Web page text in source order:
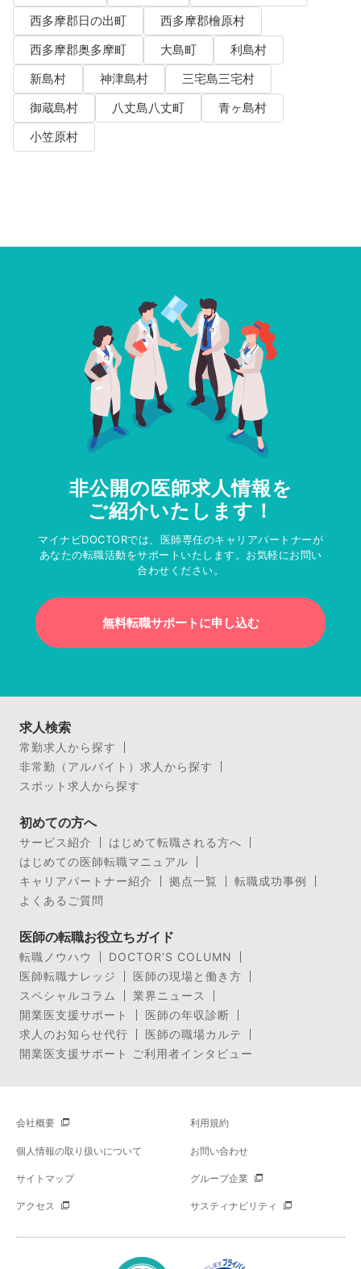
西多摩郡日の出町
西多摩郡檜原村
西多摩郡奥多摩町
大島町
利島村
新島村
神津島村
三宅島三宅村
御蔵島村
八丈島八丈町
青ヶ島村
小笠原村
非公開の医師求人情報を
ご紹介いたします！
マイナビDOCTORでは、医師専任のキャリアパートナーが
あなたの転職活動をサポートいたします。お気軽にお問い
合わせください。
無料転職サポートに申し込む
求人検索
常勤求人から探す
非常勤（アルバイト）求人から探す
スポット求人から探す
初めての方へ
サービス紹介
はじめて転職される方へ
はじめての医師転職マニュアル
キャリアパートナー紹介
拠点一覧
転職成功事例
よくあるご質問
医師の転職お役立ちガイド
転職ノウハウ
DOCTOR’S COLUMN
医師転職ナレッジ
医師の現場と働き方
スペシャルコラム
業界ニュース
開業医支援サポート
医師の年収診断
求人のお知らせ代行
医師の職場カルテ
開業医支援サポート ご利用者インタビュー
会社概要 利用規約
個人情報の取り扱いについて お問い合わせ
サイトマップ グループ企業
アクセス サスティナビリティ